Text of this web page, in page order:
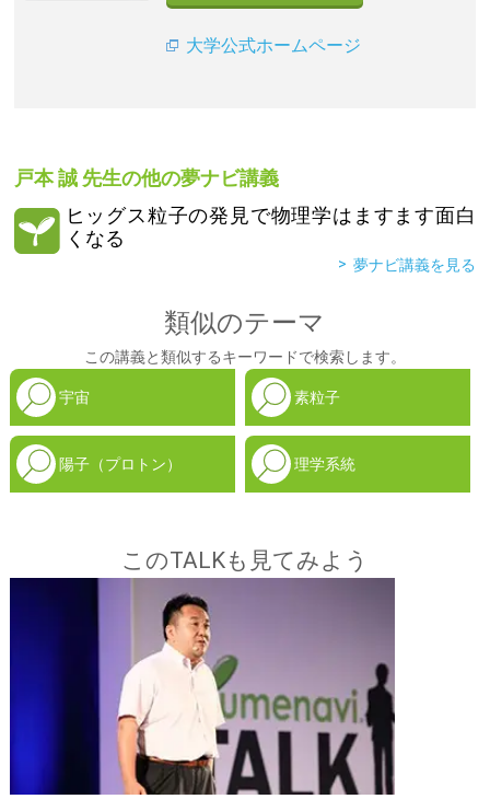
大学公式ホームページ
戸本 誠 先生の他の夢ナビ講義
ヒッグス粒子の発見で物理学はますます面白
くなる
夢ナビ講義を見る
類似のテーマ
この講義と類似するキーワードで検索します。
宇宙 素粒子
陽子（プロトン） 理学系統
このTALKも見てみよう